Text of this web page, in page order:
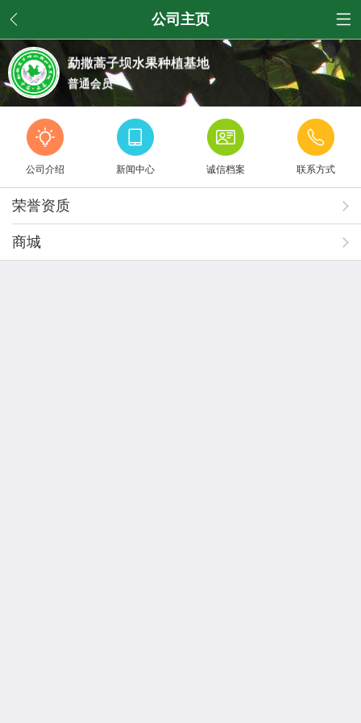
公司主页
勐撒蒿子坝水果种植基地
普通会员
公司介绍 新闻中心 诚信档案 联系方式
荣誉资质
商城